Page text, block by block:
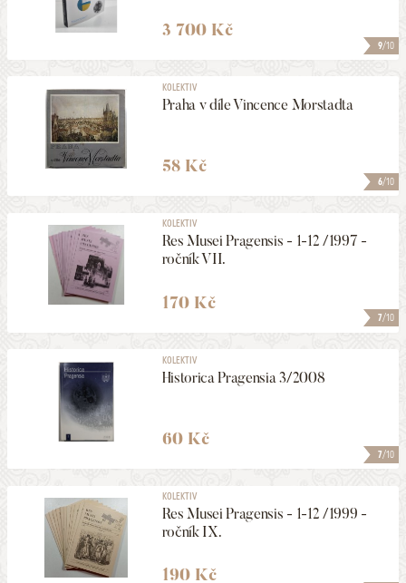
9/10
3 700 Kč
6/10
KOLEKTIV
Praha v díle Vincence Morstadta
58 Kč
7/10
KOLEKTIV
Res Musei Pragensis - 1-12 /1997 -
ročník VII.
170 Kč
7/10
KOLEKTIV
Historica Pragensia 3/2008
60 Kč
KOLEKTIV
Res Musei Pragensis - 1-12 /1999 -
ročník IX.
190 Kč